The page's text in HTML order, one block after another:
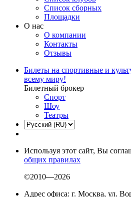
Список сборных
Площадки
О нас
О компании
Контакты
Отзывы
Билеты на спортивные и
всему миру!
Билетный брокер
Спорт
Шоу
Театры
Используя этот сайт, Вы
общих правилах
©2010—2026
Адрес офиса: г. Москва, ул.